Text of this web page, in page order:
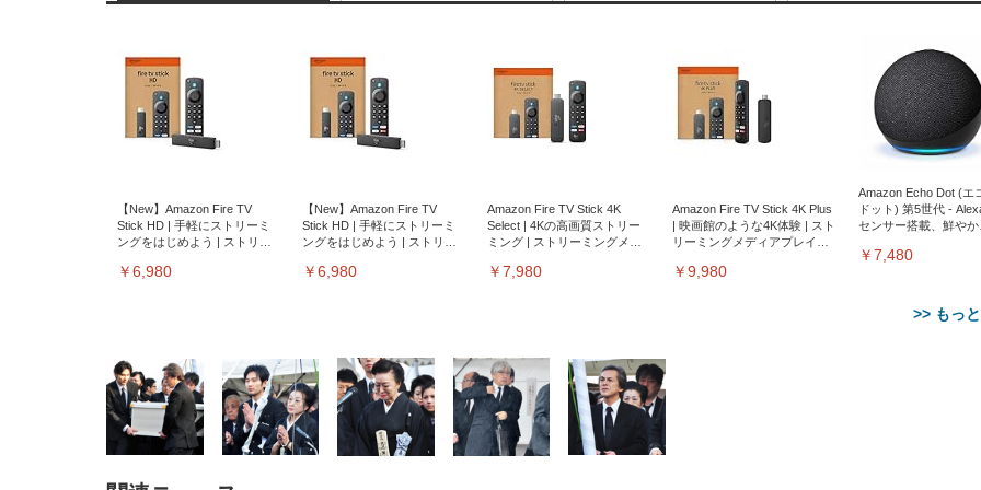
【New】Amazon Fire TV
Stick HD | 手軽にストリーミ
ングをはじめよう | ストリー
￥6,980
【New】Amazon Fire TV
Stick HD | 手軽にストリーミ
ングをはじめよう | ストリー
￥6,980
Amazon Fire TV Stick 4K
Select | 4Kの高画質ストリー
ミング | ストリーミングメデ
￥7,980
Amazon Fire TV Stick 4K Plus
| 映画館のような4K体験 | スト
リーミングメディアプレイヤ
￥9,980
Amazon Echo Dot (エ
ドット) 第5世代 -
センサー搭載、鮮やか
￥7,480
>> もっ